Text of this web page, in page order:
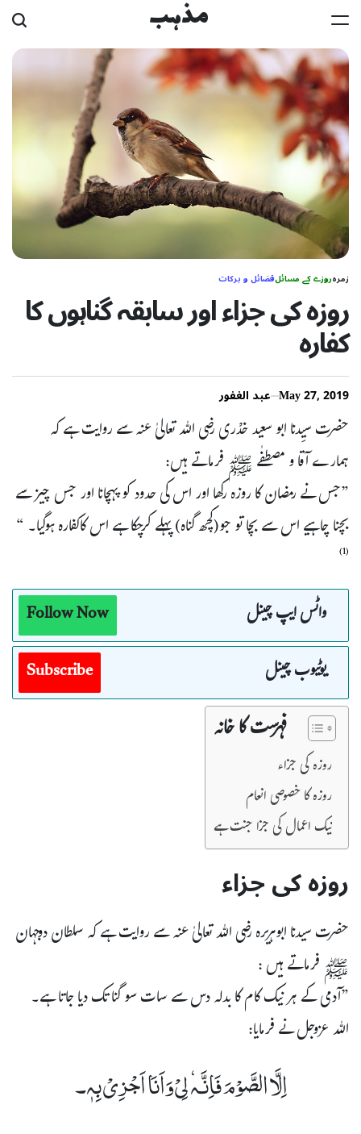
Skip
to
content
مذہب
زمرہروزے کے مسائلفضائل و برکات
روزہ کی جزاء اور سابقہ گناہوں کا
کفارہ
May 27, 2019 عبد الغفور
حضرت سیِدنا ابو سعید خدْری رضی اللہ تعالیٰ عنہ سے روایت ہے کہ
ہمارے آقا و مصطفٰے ﷺ فرماتے ہیں:
”جس نے رمضان کا روزہ رکھا اور اس کی حدود کو پہچانا اور جس چیز سے
بچنا چاہیے اس سے بچا تو جو(کچھ گناہ) پہلے کرچکا ہے اس کاکفارہ ہوگیا۔ “
(1)
واٹس ایپ چینل
Follow Now
یوٹیوب چینل
Subscribe
فہرست کا خانہ
روزہ کی جزاء
روزہ کا خصوصی انعام
نیک اعمال کی جزا جنت ہے
روزہ کی جزاء
حضرت سیدنا ابوہریرہ رضی اللہ تعالیٰ عنہ سے روایت ہے کہ سلطان دوجہان
ﷺ فرماتے ہیں :
”آدمی کے ہر نیک کام کا بدلہ دس سے سات سو گنا تک دیا جاتا ہے۔
اللہ عزوجل نے فرمایا:
اِلَّا الصَّوْمَ فَاِنَّـہ ٗ لِیْ وَاَنَا اَجْزِیْ بِہٖ۔